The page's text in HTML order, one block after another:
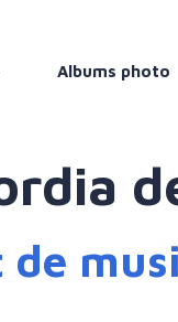
Albums photo
de